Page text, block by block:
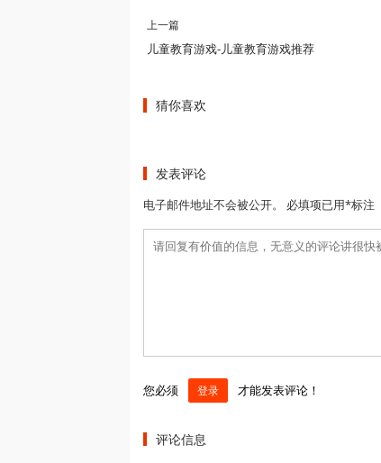
上一篇
儿童教育游戏-儿童教育游戏推荐
猜你喜欢
发表评论
电子邮件地址不会被公开。 必填项已用*标注
您必须 登录 才能发表评论！
评论信息